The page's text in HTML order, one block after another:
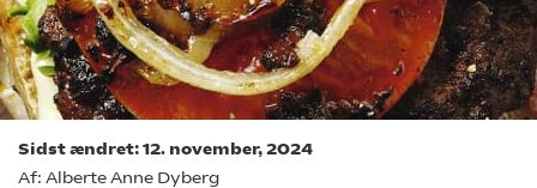
Sidst ændret: 12. november, 2024
Af: Alberte Anne Dyberg